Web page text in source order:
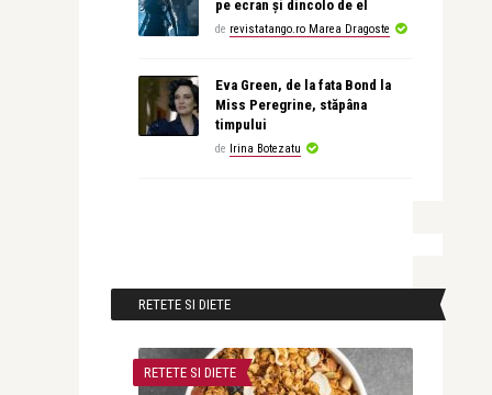
pe ecran și dincolo de el
de revistatango.ro Marea Dragoste
Eva Green, de la fata Bond la
Miss Peregrine, stăpâna
timpului
de Irina Botezatu
RETETE SI DIETE
RETETE SI DIETE